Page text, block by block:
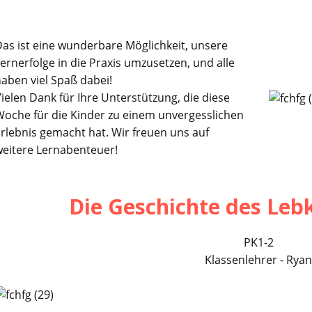
ist eine wunderbare Möglichkeit, unsere
in die Praxis umzusetzen, und alle
viel Spaß dabei!
Dank für Ihre Unterstützung, die diese
für die Kinder zu einem unvergesslichen
gemacht hat. Wir freuen uns auf
Lernabenteuer!
Die Geschichte des
PK1-2
Klassenlehrer - Ryan